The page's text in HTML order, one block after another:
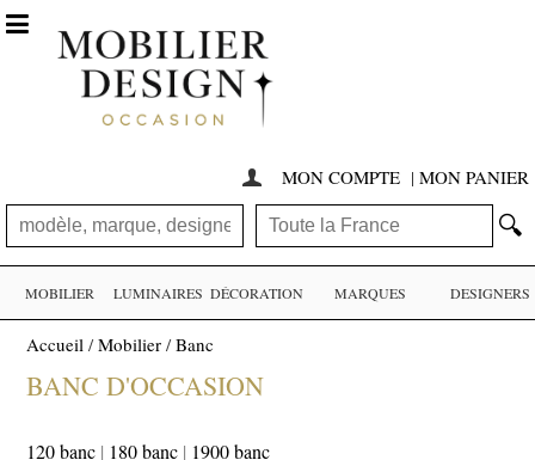
 MON COMPTE | MON PANIER
🔍

MOBILIER LUMINAIRES DÉCORATION MARQUES DESIGNERS
Accueil /Mobilier /Banc
BANC D'OCCASION
120 banc | 180 banc | 1900 banc